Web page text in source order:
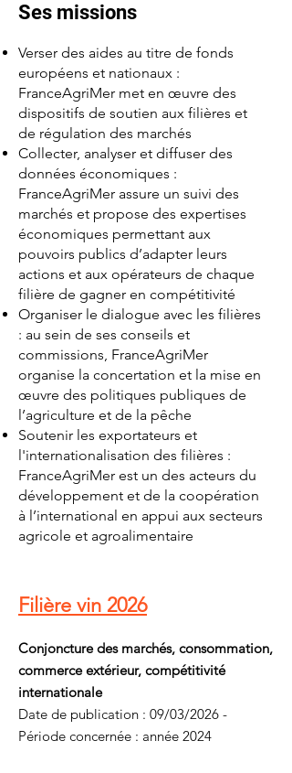
Ses missions
Verser des aides au titre de fonds
européens et nationaux :
FranceAgriMer met en œuvre des
dispositifs de soutien aux filières et
de régulation des marchés
Collecter, analyser et diffuser des
données économiques :
FranceAgriMer assure un suivi des
marchés et propose des expertises
économiques permettant aux
pouvoirs publics d’adapter leurs
actions et aux opérateurs de chaque
filière de gagner en compétitivité
Organiser le dialogue avec les filières
: au sein de ses conseils et
commissions, FranceAgriMer
organise la concertation et la mise en
œuvre des politiques publiques de
l’agriculture et de la pêche
Soutenir les exportateurs et
l'internationalisation des filières :
FranceAgriMer est un des acteurs du
développement et de la coopération
à l’international en appui aux secteurs
agricole et agroalimentaire
Filière vin 2026
Conjoncture des marchés, consommation,
commerce extérieur, compétitivité
internationale
Date de publication : 09/03/2026 -
Période concernée : année 2024